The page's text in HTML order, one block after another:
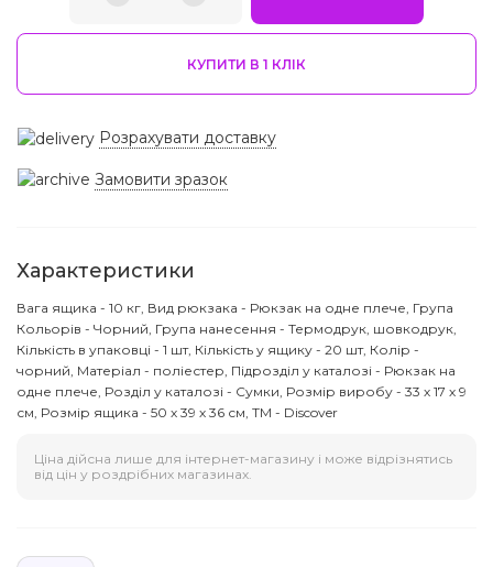
КУПИТИ В 1 КЛIК
Розрахувати доставку
Замовити зразок
Характеристики
Вага ящика - 10 кг, Вид рюкзака - Рюкзак на одне плече, Група
Кольорів - Чорний, Група нанесення - Термодрук, шовкодрук,
Кількість в упаковці - 1 шт, Кількість у ящику - 20 шт, Колір -
чорний, Матеріал - поліестер, Підрозділ у каталозі - Рюкзак на
одне плече, Розділ у каталозі - Сумки, Розмір виробу - 33 х 17 х 9
см, Розмір ящика - 50 х 39 х 36 см, ТМ - Discover
Ціна дійсна лише для інтернет-магазину і може відрізнятись
від цін у роздрібних магазинах.